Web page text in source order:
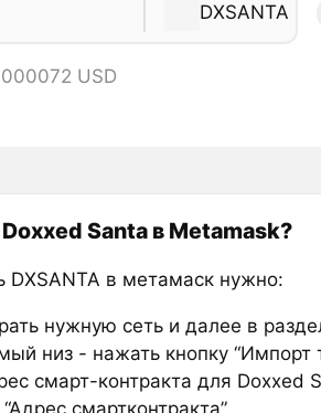
DXSANTA
USD
Santa в Metamask?
DXSANTA в метамаск нужно:
нужную сеть и далее в
низ - нажать кнопку “Импорт
смарт-контракта для Doxxed